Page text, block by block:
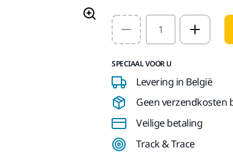
Select quantity value
SPECIAAL VOOR U
Levering in België
Geen verzendkosten
Veilige betaling
Track & Trace